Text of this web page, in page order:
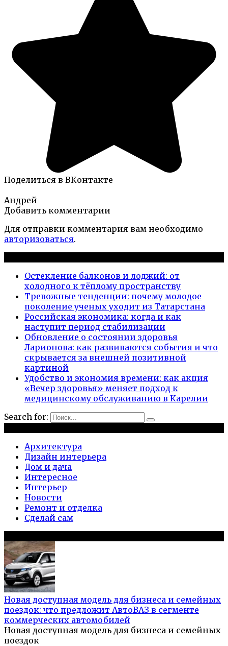
Поделиться в ВКонтакте
Андрей
Добавить комментарии
Для отправки комментария вам необходимо
авторизоваться.
Остекление балконов и лоджий: от
холодного к тёплому пространству
Тревожные тенденции: почему молодое
поколение ученых уходит из Татарстана
Российская экономика: когда и как
наступит период стабилизации
Обновление о состоянии здоровья
Ларионова: как развиваются события и что
скрывается за внешней позитивной
картиной
Удобство и экономия времени: как акция
«Вечер здоровья» меняет подход к
медицинскому обслуживанию в Карелии
Search for:
Архитектура
Дизайн интерьера
Дом и дача
Интересное
Интерьер
Новости
Ремонт и отделка
Сделай сам
Новая доступная модель для бизнеса и семейных
поездок: что предложит АвтоВАЗ в сегменте
коммерческих автомобилей
Новая доступная модель для бизнеса и семейных
поездок